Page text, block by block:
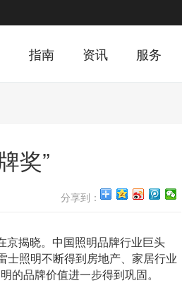
指南 资讯 服务
奖”
分享到：
京揭晓。中国照明品牌行业巨头
照明不断得到房地产、家居行业
的品牌价值进一步得到巩固。